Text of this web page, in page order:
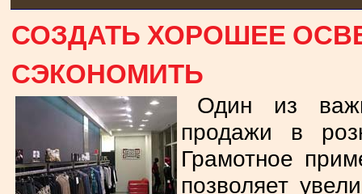
СОЗДАТЬ ХОРОШЕЕ
СЭКОНОМИТЬ
Один из
продажи в
Грамотное
позволяет